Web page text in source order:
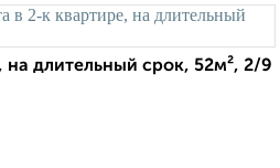
на длительный срок, 52м², 2/9